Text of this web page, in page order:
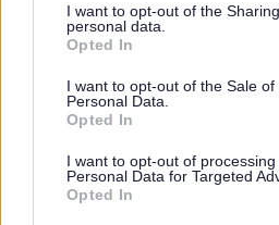
not limited to your visit or usage
grant or deny consent to Google
use your data for below specified
consent section.
I want to opt-out of the
personal data.
Opted In
I want to opt-out of the Sale of
Personal Data.
Opted In
I want to opt-out of processing
Personal Data for Targeted
Opted In
gymunedol y tu ôl i’r canlyniad, o
ofalus gartref i wirfoddolwyr a
casglu deunyddiau bob wythnos.
Fynwy dros Newid yn yr Hinsawdd
yn llwyddiant gwych i Sir Fynwy, ac